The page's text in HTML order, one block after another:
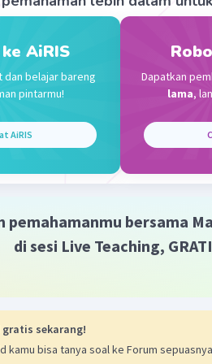
Level 72
2023 13:21
(L)?
:
x 56
2
·5.0(1) Balas
AiRIS
dan belajar bareng
pintarmu!
AiRIS
Dapatkan
lama,
pemahamanmu bersama
di sesi Live Teaching,
gratis sekarang!
kamu bisa tanya soal ke Forum